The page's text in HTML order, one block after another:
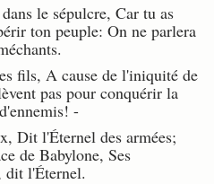
le sépulcre, Car tu as
ton peuple: On ne parlera
fils, A cause de l'iniquité de
pas pour conquérir la
-
Dit l'Éternel des armées;
de Babylone, Ses
dit l'Éternel.